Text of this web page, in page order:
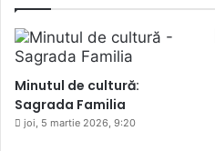
Minutul de cultură:
Sagrada Familia
joi, 5 martie 2026, 9:20